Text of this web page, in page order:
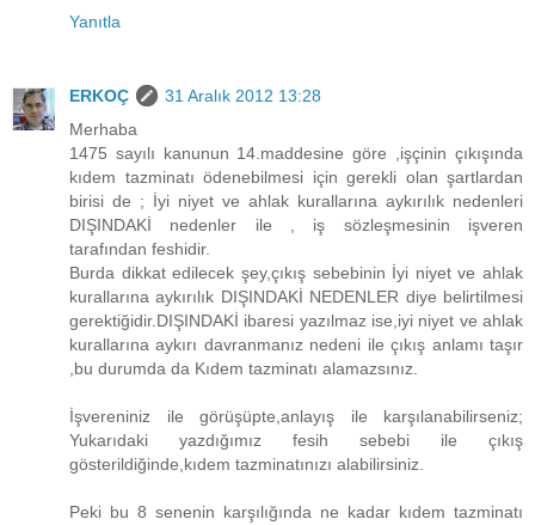
Yanıtla
ERKOÇ
31 Aralık 2012 13:28
Merhaba
1475 sayılı kanunun 14.maddesine göre ,işçinin çıkışında
kıdem tazminatı ödenebilmesi için gerekli olan şartlardan
birisi de ; İyi niyet ve ahlak kurallarına aykırılık nedenleri
DIŞINDAKİ nedenler ile , iş sözleşmesinin işveren
tarafından feshidir.
Burda dikkat edilecek şey,çıkış sebebinin İyi niyet ve ahlak
kurallarına aykırılık DIŞINDAKİ NEDENLER diye belirtilmesi
gerektiğidir.DIŞINDAKİ ibaresi yazılmaz ise,iyi niyet ve ahlak
kurallarına aykırı davranmanız nedeni ile çıkış anlamı taşır
,bu durumda da Kıdem tazminatı alamazsınız.
İşvereniniz ile görüşüpte,anlayış ile karşılanabilirseniz;
Yukarıdaki yazdığımız fesih sebebi ile çıkış
gösterildiğinde,kıdem tazminatınızı alabilirsiniz.
Peki bu 8 senenin karşılığında ne kadar kıdem tazminatı